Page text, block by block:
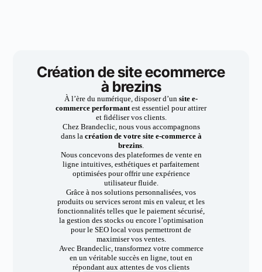
Création de site ecommerce
à brezins
À l’ère du numérique, disposer d’un site e-
commerce performantest essentiel pour attirer
et fidéliser vos clients.
Chez Brandeclic, nous vous accompagnons
dans la création de votre site e-commerce à
brezins.
Nous concevons des plateformes de vente en
ligne intuitives, esthétiques et parfaitement
optimisées pour offrir une expérience
utilisateur fluide.
Grâce à nos solutions personnalisées, vos
produits ou services seront mis en valeur, et les
fonctionnalités telles que le paiement sécurisé,
la gestion des stocks ou encore l’optimisation
pour le SEO local vous permettront de
maximiser vos ventes.
Avec Brandeclic, transformez votre commerce
en un véritable succès en ligne, tout en
répondant aux attentes de vos clients